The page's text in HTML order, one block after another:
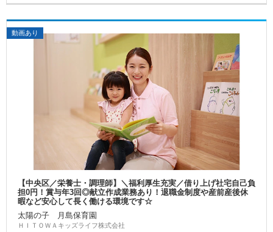
動画あり
【中央区／栄養士・調理師】＼福利厚生充実／借り上げ社宅自己負
担0円！賞与年3回◎献立作成業務あり！退職金制度や産前産後休
暇など安心して長く働ける環境です☆
太陽の子 月島保育園
ＨＩＴＯＷＡキッズライフ株式会社